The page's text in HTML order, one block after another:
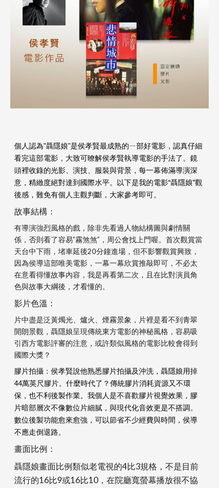
個人認為"聶隱娘"是侯孝賢最成熟的ㄧ部好電影，認真仔細
看完這部電影，大致可暸解侯孝賢執導電影的手法了。鏡
頭裡收錄的光影、演技、服裝與背景，每一幕佈滿導演深
意，精緻度絕對達到國際水平。以下是我的電影“聶隱娘”觀
後感，難免有個人主觀判斷，大家參考即可。
故事結構：
有導演強烈風格的戲，除非先看過人物結構圖與劇情關
係，否則看了容易”霧煞煞”，周公會找上門喔。首次觀賞當
天台中下雨，堵車延後20分鐘進場，但不影響觀賞興致，
因為侯導這部唯美電影，一幕一幕欣賞推敲即可，不必太
在意看得懂故事內容，我是再看第二次，且在比對演員角
色與故事大綱後，才看懂的。
影片色溫：
片中盡是泛黃燭光、爐火、煙霧景象，片裡是看不到青翠
開朗景觀，聶隱娘呈現傳統東方電影的神秘風格，容易吸
引西方電影評審的注意，或許類似風格的電影比較會得到
國際大獎？
膠片拍攝：侯孝賢說他熟悉膠片拍攝及沖洗，聶隱娘用掉
44萬英尺膠片。什麼時代了？傳統膠片消耗資源又不環
保，也不利後製作業。我個人是不喜歡膠片視覺效果，膠
片暗部層次不像數位片細膩，與現代化音效更是不搭調。
數位後製功能愈來愈強，可以節省不少經費與時間，侯導
不應走倒退路。
畫面比例：
聶隱娘畫面比例類似老電視的4比3規格，不是目前
流行的16比9或16比10，在院廳寬螢幕播放很不協